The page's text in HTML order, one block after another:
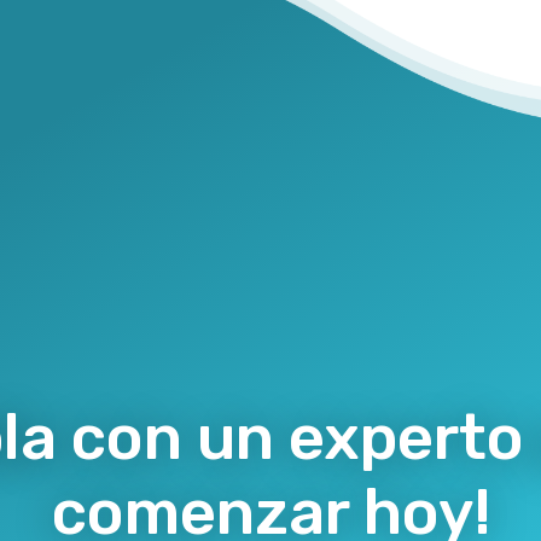
con un
comenzar hoy!